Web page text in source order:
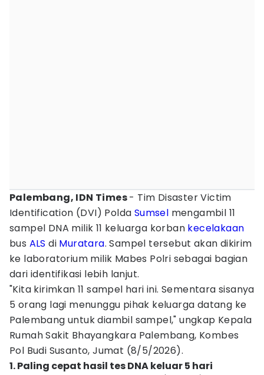
Palembang, IDN Times- Tim Disaster Victim
Identification (DVI) Polda Sumsel mengambil 11
sampel DNA milik 11 keluarga korban kecelakaan
bus ALS di Muratara. Sampel tersebut akan dikirim
ke laboratorium milik Mabes Polri sebagai bagian
dari identifikasi lebih lanjut.
"Kita kirimkan 11 sampel hari ini. Sementara sisanya
5 orang lagi menunggu pihak keluarga datang ke
Palembang untuk diambil sampel," ungkap Kepala
Rumah Sakit Bhayangkara Palembang, Kombes
Pol Budi Susanto, Jumat (8/5/2026).
1. Paling cepat hasil tes DNA keluar 5 hari